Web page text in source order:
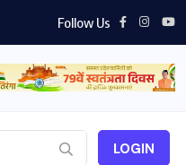
Follow Us
LOGIN